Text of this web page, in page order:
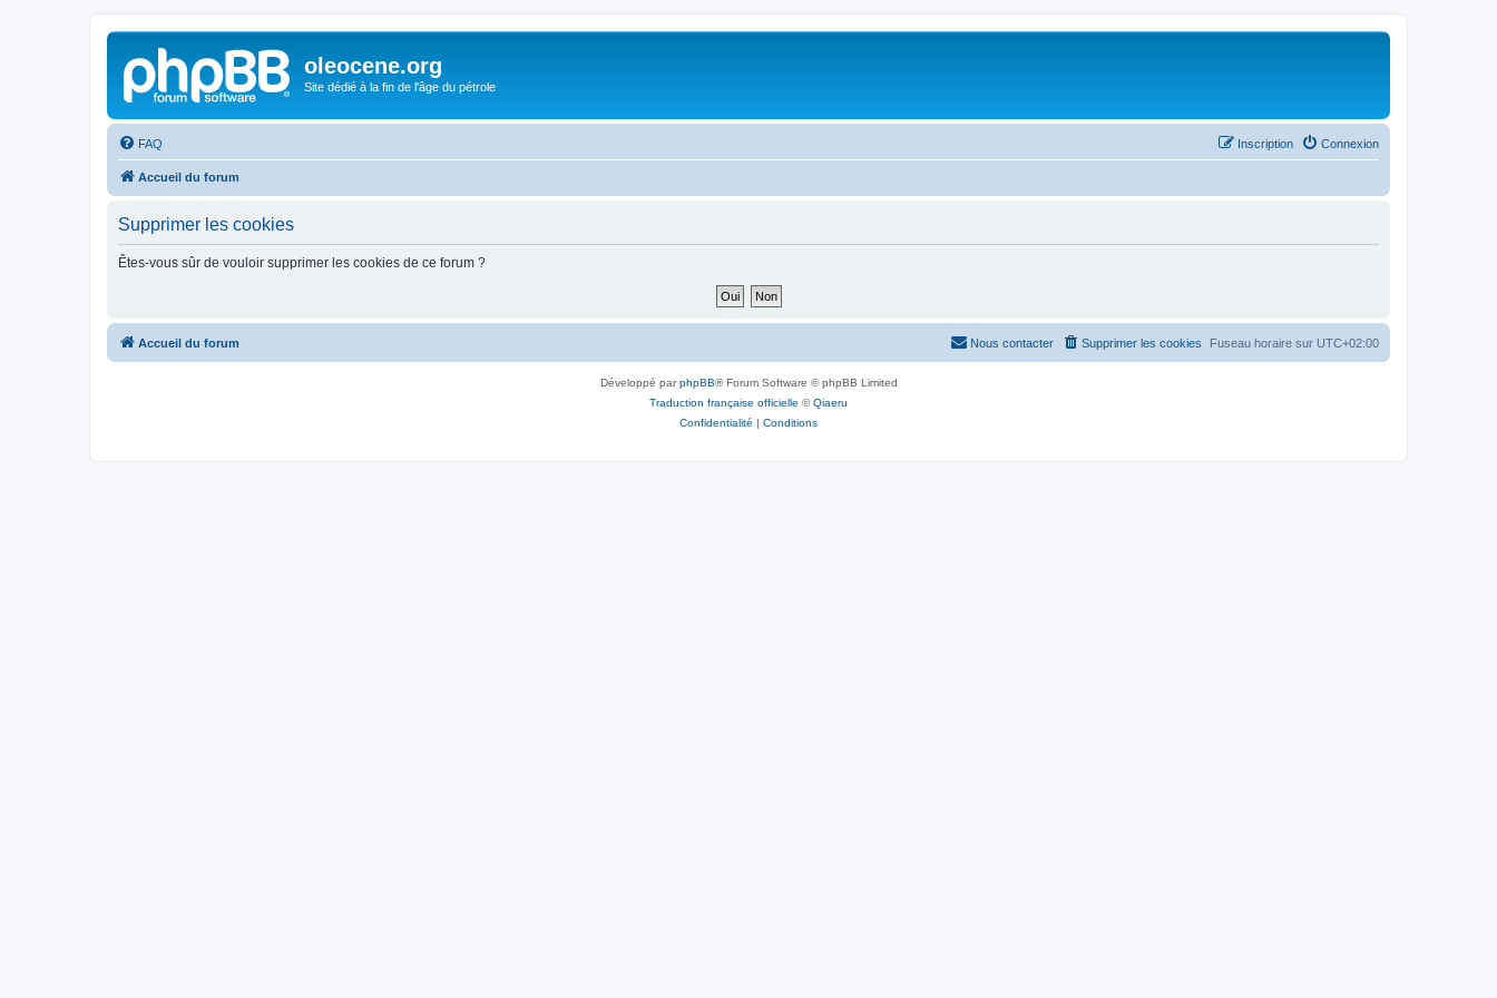
oleocene.org
Site dédié à la fin de l'âge du pétrole
FAQ Connexion
Inscription
Accueil du forum
Supprimer les cookies
Êtes-vous sûr de vouloir supprimer les cookies de ce forum ?
Accueil du forum Fuseau horaire sur UTC+02:00
Supprimer les cookies
Nous contacter
Développé parphpBB® Forum Software © phpBB Limited
Traduction française officielle ©Qiaeru
Confidentialité | Conditions